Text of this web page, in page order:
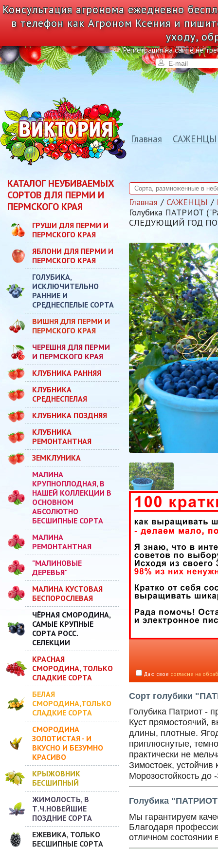
Консультация агронома ежедневно
в телефон как Агроном Ксения и
уходу,
Регистрация на сайте не
Главная САЖЕНЦЫ
КАТАЛОГ НЕУБИВАЕМЫХ
СОРТОВ ДЛЯ ПЕРМИ И
ПЕРМСКОГО КРАЯ
ГРУШИ ДЛЯ ПЕРМИ И
ПЕРМСКОГО КРАЯ
ЯБЛОНИ ДЛЯ ПЕРМИ И
ПЕРМСКОГО КРАЯ
ГОЛУБИКА,
ИСКЛЮЧИТЕЛЬНО
РАННИЕ И
СРЕДНЕСПЕЛЫЕ СОРТА
ВИШНЯ ДЛЯ ПЕРМИ И
ПЕРМСКОГО КРАЯ
ЧЕРЕШНЯ ДЛЯ ПЕРМИ
И ПЕРМСКОГО КРАЯ
КЛУБНИКА РАННЯЯ
КЛУБНИКА
СРЕДНЕСПЕЛАЯ
КЛУБНИКА ПОЗДНЯЯ
КЛУБНИКА
РЕМОНТАНТНАЯ
ЗЕМКЛУНИКА
МАЛИНА
КРУПНОПЛОДНАЯ, В
НАШЕЙ КОЛЛЕКЦИИ В
ОСНОВНОМ
АБСОЛЮТНО
БЕСШИПНЫЕ СОРТА
МАЛИНА
РЕМОНТАНТНАЯ
"МАЛИНОВЫЕ
ДЕРЕВЬЯ"
МАЛИНА КУСТОВАЯ
БЕСПОРОСЛЕВАЯ
ЧЁРНАЯ СМОРОДИНА,
САМЫЕ КРУПНЫЕ
СОРТА РОСС.
СЕЛЕКЦИИ
КРАСНАЯ
СМОРОДИНА, ТОЛЬКО
СЛАДКИЕ СОРТА
БЕЛАЯ
СМОРОДИНА,ТОЛЬКО
СЛАДКИЕ СОРТА
СМОРОДИНА
ЗОЛОТИСТАЯ - И
ВКУСНО И БЕЗУМНО
КРАСИВО
КРЫЖОВНИК
БЕСШИПНЫЙ
ЖИМОЛОСТЬ, В
Т.Ч.НОВЕЙШИЕ
ПОЗДНИЕ СОРТА
ЕЖЕВИКА, ТОЛЬКО
БЕСШИПНЫЕ СОРТА
Главная САЖЕНЦЫ
Голубика ПАТРИОТ
СЛЕДУЮЩИЙ ГОД
Даю свое согласие на
Сорт голубики
Голубика Патриот -
Куст прямостоячий,
длины, плотные.
приплюснутые,
практически не
Зимостоек,
Морозостойкость до
Голубика
Мы гарантируем
Благодаря
отличном